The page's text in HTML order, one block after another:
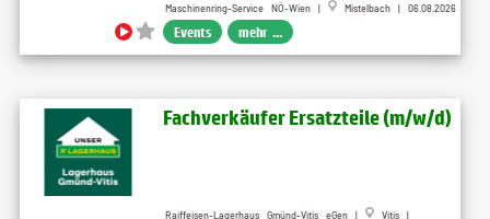
Maschinenring-Service NÖ-Wien | Mistelbach | 06.08.2026
Events mehr ...
Fachverkäufer Ersatzteile (m/w/d)
Raiffeisen-Lagerhaus Gmünd-Vitis eGen |
Vitis |